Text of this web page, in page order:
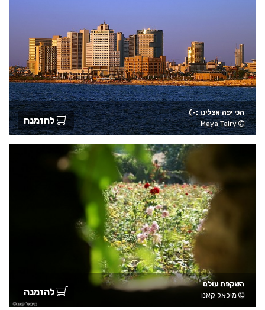
הכי יפה אצלינו :-)
Maya Tairy
להזמנה
השקפת עולם
מיכאל קאנו
להזמנה